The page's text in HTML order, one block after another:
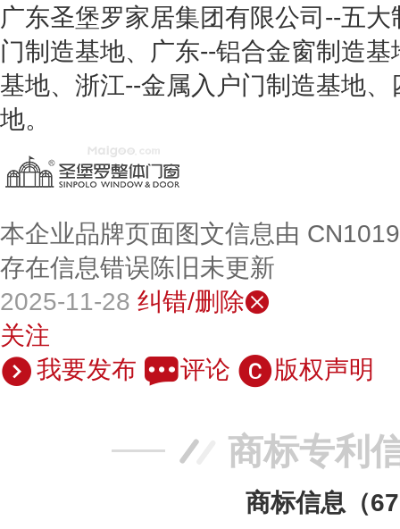
广东圣堡罗家居集团有限公司--五
门制造基地、广东--铝合金窗制造
基地、浙江--金属入户门制造基地
地。
本企业品牌页面图文信息由
存在信息错误陈旧未更新
2025-11-28 纠错/删除
关注
我要发布
评论 版权声明
商标专利
商标信息（